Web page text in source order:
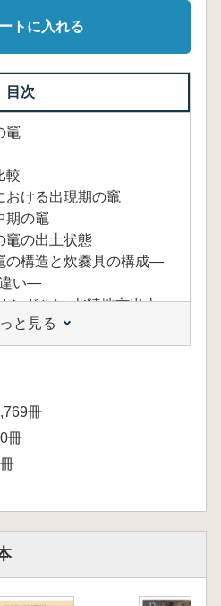
トに入れる
目次
竈
較
ける出現期の竈
の竈
の出土状態
構造と炊爨具の構成―
違い―
ドル)―北陸地方出土
坂城跡の竈を中心に―
家の発掘調査から―
竈の絵画資料
竈
して―
と見る
冊
冊